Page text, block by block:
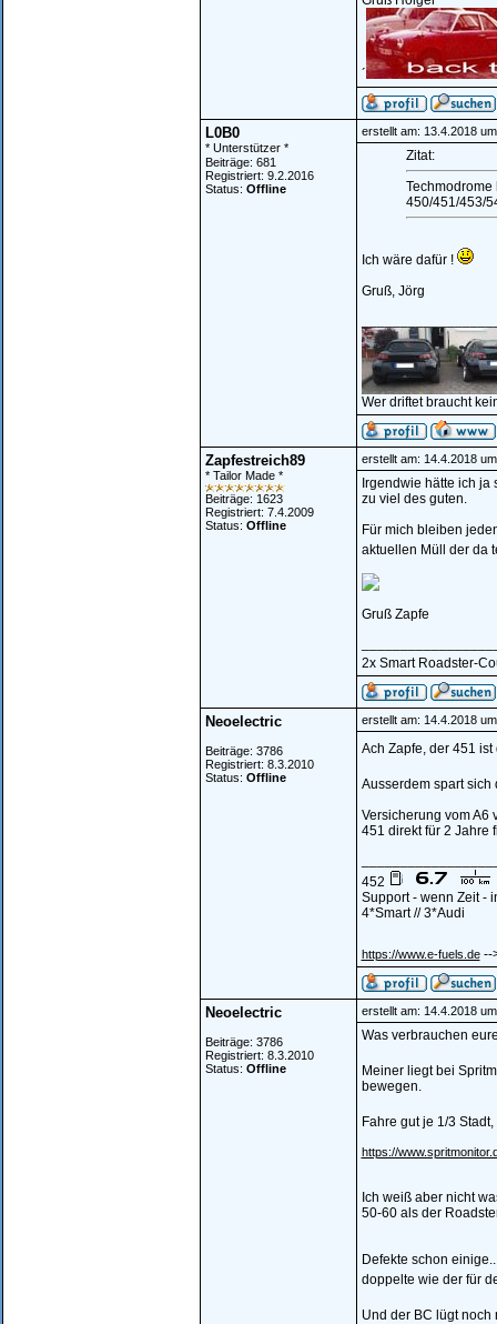
´
L0B0
* Unterstützer *
Beiträge: 681
Registriert: 9.2.2016
Status: Offline
erstellt am: 13.4.2018
Zitat:
450/451/453/
Ich wäre dafür !
Gruß, Jörg
Wer driftet braucht
Zapfestreich89
* Tailor Made *
Beiträge: 1623
Registriert: 7.4.2009
Status: Offline
erstellt am: 14.4.2018
Irgendwie hätte ich
zu viel des guten.
Für mich bleiben
aktuellen Müll der da
Gruß Zapfe
2x Smart Roadster-
Neoelectric
Beiträge: 3786
Registriert: 8.3.2010
Status: Offline
erstellt am: 14.4.2018
Ach Zapfe, der 451
Ausserdem spart
Versicherung vom A6
451 direkt für 2 Jahre
452
Support - wenn Zeit -
4*Smart // 3*Audi
https://www.e-fuels.de--
Neoelectric
Beiträge: 3786
Registriert: 8.3.2010
Status: Offline
erstellt am: 14.4.2018
Was verbrauchen
Meiner liegt bei
bewegen.
Fahre gut je 1/3
https://
Ich weiß aber nicht
50-60 als der
Defekte schon
doppelte wie der für
Und der BC lügt